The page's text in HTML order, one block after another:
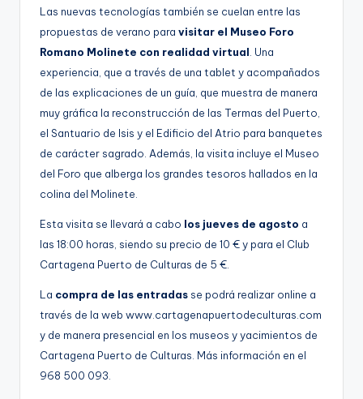
Las nuevas tecnologías también se cuelan entre las
propuestas de verano para visitar el Museo Foro
Romano Molinete con realidad virtual. Una
experiencia, que a través de una tablet y acompañados
de las explicaciones de un guía, que muestra de manera
muy gráfica la reconstrucción de las Termas del Puerto,
el Santuario de Isis y el Edificio del Atrio para banquetes
de carácter sagrado. Además, la visita incluye el Museo
del Foro que alberga los grandes tesoros hallados en la
colina del Molinete.
Esta visita se llevará a cabo los jueves de agosto a
las 18:00 horas, siendo su precio de 10 € y para el Club
Cartagena Puerto de Culturas de 5 €.
La compra de las entradas se podrá realizar online a
través de la web www.cartagenapuertodeculturas.com
y de manera presencial en los museos y yacimientos de
Cartagena Puerto de Culturas. Más información en el
968 500 093.